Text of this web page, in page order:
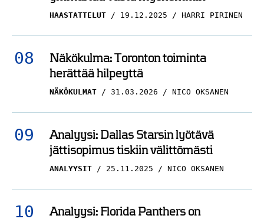
HAASTATTELUT 19.12.2025 HARRI PIRINEN
Näkökulma: Toronton toiminta
herättää hilpeyttä
NÄKÖKULMAT 31.03.2026 NICO OKSANEN
Analyysi: Dallas Starsin lyötävä
jättisopimus tiskiin välittömästi
ANALYYSIT 25.11.2025 NICO OKSANEN
Analyysi: Florida Panthers on